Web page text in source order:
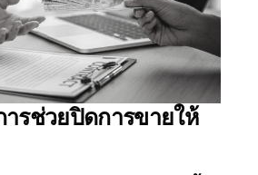
ารช่วยปิดการขายให้